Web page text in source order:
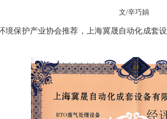
文/辛巧娟
境保护产业协会推荐，上海冀晟自动化成套